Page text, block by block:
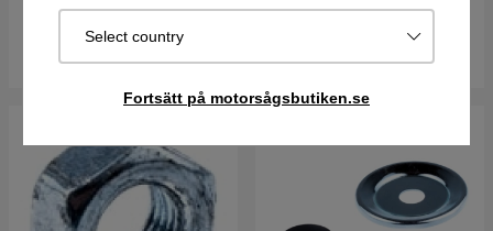
Select country
Fortsätt på motorsågsbutiken.se